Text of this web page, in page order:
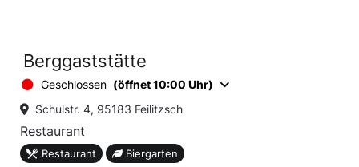
Berggaststätte
Geschlossen (öffnet 10:00 Uhr)
Schulstr. 4, 95183 Feilitzsch
Restaurant
Restaurant Biergarten